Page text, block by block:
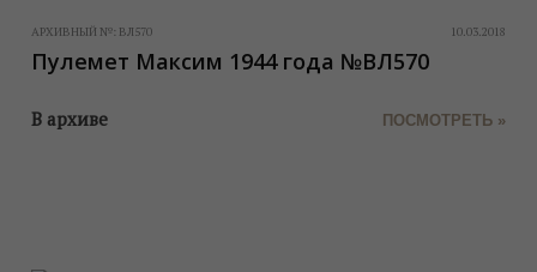
АРХИВНЫЙ №: ВЛ570 10.03.2018
Пулемет Максим 1944 года №ВЛ570
В архиве ПОСМОТРЕТЬ »